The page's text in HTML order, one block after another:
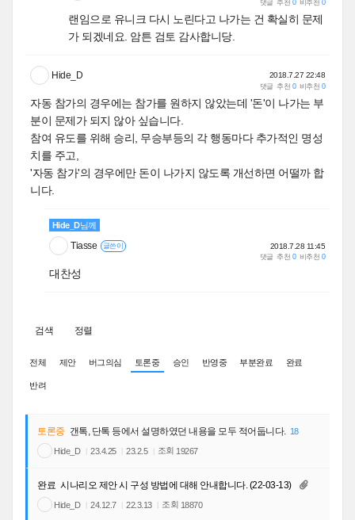
댓글 추천 0 비추천 0
랜임으로 유니크 다시 노린다고 나가는 건 확실히 문제
가 되겠네요. 암튼 검토 감사합니당.
Hide_D 2018.7.27 22:48
댓글 추천 0 비추천 0
자동 참가의 경우에는 참가를 원하지 않았는데 '돈'이 나가는 부
분이 문제가 되지 않아 싶습니다.
참여 유도를 위해 승리, 무승부등의 각 행동마다 추가적인 명성
치를 주고,
'자동 참가'의 경우에만 돈이 나가지 않도록 개선하면 어떨까 합
니다.
Hide_D님께
Tiasse 글쓴이 2018.7.28 11:45
댓글 추천 0 비추천 0
대찬성
검색 정렬
전체 제안 버그의심 토론중 승인 반영중 부분완료 완료
반려
토론중 갠톡, 단톡 등에서 설명하였던 내용을 모두 적어둡니다. 18
Hide_D 23.4.25 23.2.5 조회 19267
완료 시나리오 제안 시 구성 방법에 대해 안내합니다. (22-03-13)
Hide_D 24.12.7 22.3.13 조회 18870